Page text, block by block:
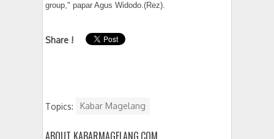
group," papar Agus Widodo.(Rez).
Share !
Topics: Kabar Magelang
ABOUT KABARMAGELANG.COM